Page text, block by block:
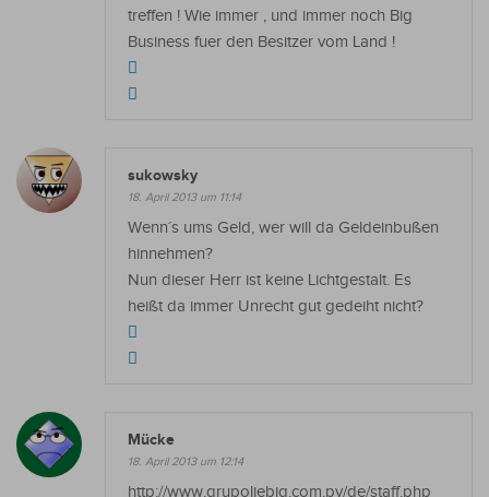
treffen ! Wie immer , und immer noch Big
Business fuer den Besitzer vom Land !
sukowsky
18. April 2013 um 11:14
Wenn´s ums Geld, wer will da Geldeinbußen
hinnehmen?
Nun dieser Herr ist keine Lichtgestalt. Es
heißt da immer Unrecht gut gedeiht nicht?
Mücke
18. April 2013 um 12:14
http://www.grupoliebig.com.py/de/staff.php